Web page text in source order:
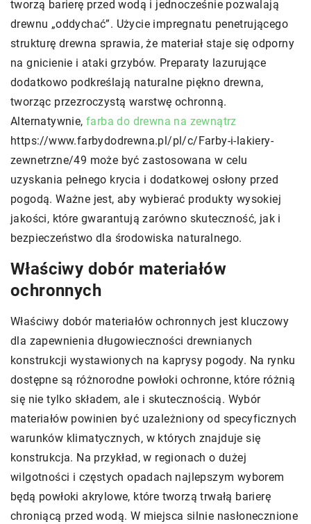
tworzą barierę przed wodą i jednocześnie pozwalają
drewnu „oddychać”. Użycie impregnatu penetrującego
strukturę drewna sprawia, że materiał staje się odporny
na gnicienie i ataki grzybów. Preparaty lazurujące
dodatkowo podkreślają naturalne piękno drewna,
tworząc przezroczystą warstwę ochronną.
Alternatywnie,farba do drewna na zewnątrz
https://www.farbydodrewna.pl/pl/c/Farby-i-lakiery-
zewnetrzne/49 może być zastosowana w celu
uzyskania pełnego krycia i dodatkowej osłony przed
pogodą. Ważne jest, aby wybierać produkty wysokiej
jakości, które gwarantują zarówno skuteczność, jak i
bezpieczeństwo dla środowiska naturalnego.
Właściwy dobór materiałów
ochronnych
Właściwy dobór materiałów ochronnych jest kluczowy
dla zapewnienia długowieczności drewnianych
konstrukcji wystawionych na kaprysy pogody. Na rynku
dostępne są różnorodne powłoki ochronne, które różnią
się nie tylko składem, ale i skutecznością. Wybór
materiałów powinien być uzależniony od specyficznych
warunków klimatycznych, w których znajduje się
konstrukcja. Na przykład, w regionach o dużej
wilgotności i częstych opadach najlepszym wyborem
będą powłoki akrylowe, które tworzą trwałą barierę
chroniącą przed wodą. W miejsca silnie nasłonecznione